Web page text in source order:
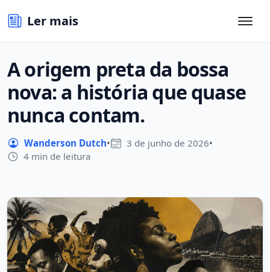
Ler mais
A origem preta da bossa
nova: a história que quase
nunca contam.
Wanderson Dutch• 3 de junho de 2026•
4 min de leitura